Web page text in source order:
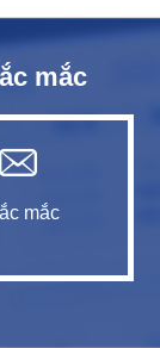
mắc
mắc